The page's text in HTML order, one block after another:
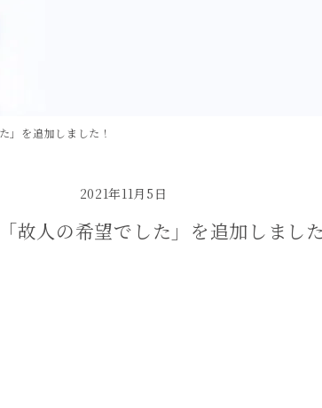
」を追加しました！
2021年11月5日
故人の希望でした」を追加しまし